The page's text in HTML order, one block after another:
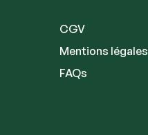
CGV
Mentions légales
FAQs